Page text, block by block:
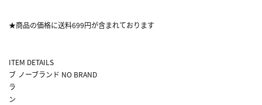
★商品の価格に送料699円が含まれております
ITEM DETAILS
ブ
ラ
ン
ノーブランド NO BRAND